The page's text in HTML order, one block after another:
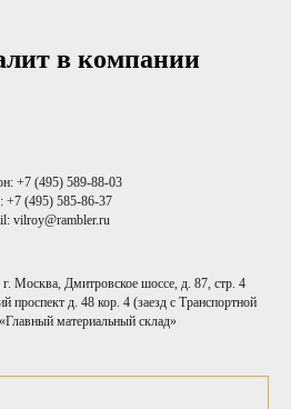
в компании
+7 (495) 589-88-03
+7 (495) 585-86-37
vilroy@rambler.ru
Москва, Дмитровское шоссе, д. 87, стр. 4
д. 48 кор. 4 (заезд с Транспортной
материальный склад»